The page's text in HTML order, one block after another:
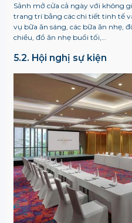
Sảnh mở cửa cả ngày với không
trang trí bằng các chi tiết tinh tế
vụ bữa ăn sáng, các bữa ăn nhẹ,
chiều, đồ ăn nhẹ buổi tối,…
5.2. Hội nghị sự kiện